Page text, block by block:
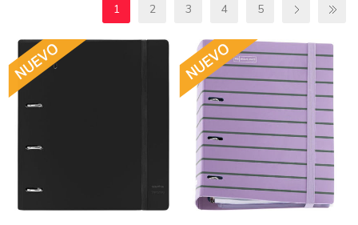
1 2 3 4 5